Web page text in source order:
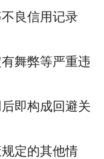
良信用记录
舞弊等严重违
即构成回避关
定的其他情